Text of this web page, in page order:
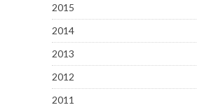
2015
2014
2013
2012
2011